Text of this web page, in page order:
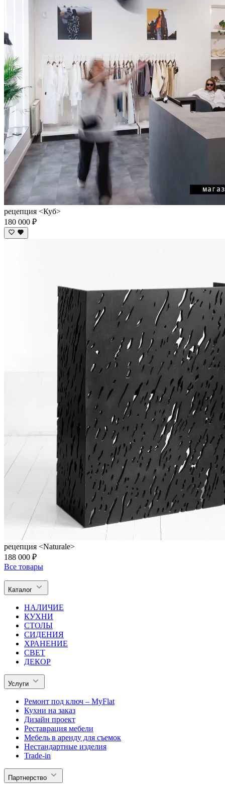
рецепция <Куб>
180 000 ₽
рецепция <Naturale>
188 000 ₽
Все товары
Каталог
НАЛИЧИЕ
КУХНИ
СТОЛЫ
СИДЕНИЯ
ХРАНЕНИЕ
СВЕТ
ДЕКОР
Услуги
Ремонт под ключ – MyFlat
Кухни на заказ
Дизайн проект
Реставрация мебели
Мебель в аренду для съемок
Нестандартные изделия
Trade-in
Партнерство